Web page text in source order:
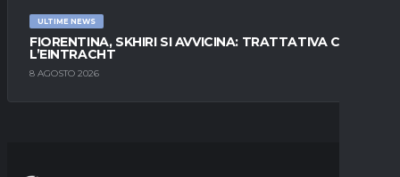
ULTIME NEWS
FIORENTINA, SKHIRI SI AVVICINA: TRATTATIVA CON
L’EINTRACHT
8 AGOSTO 2026